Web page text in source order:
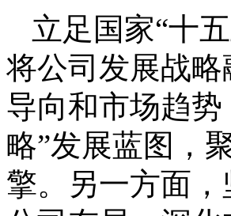
立足国家“十
将公司发展战
导向和市场趋
略”发展蓝图，
擎。另一方面